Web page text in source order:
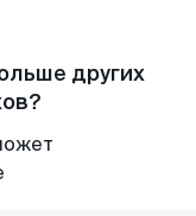
других